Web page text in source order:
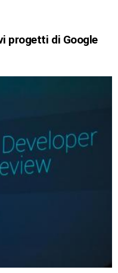
progetti di Google